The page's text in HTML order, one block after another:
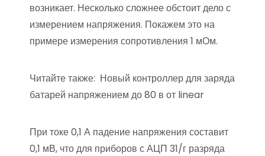
возникает. Несколько сложнее обстоит дело с
измерением напряжения. Покажем это на
примере измерения сопротивления 1 мОм.
Читайте также: Новый контроллер для заряда
батарей напряжением до 80 в от linear
При токе 0,1 А падение напряжения составит
0,1 мВ, что для приборов с АЦП 31/г разряда